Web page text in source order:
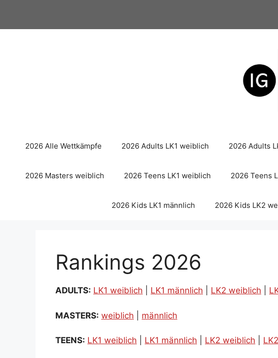
springen
2026 Alle Wettkämpfe 2026 Adults LK1 weiblich 2026 Adults
2026 Masters weiblich 2026 Teens LK1 weiblich 2026 Teens
2026 Kids LK1 männlich 2026 Kids LK2
Rankings 2026
ADULTS: LK1 weiblich LK1 männlich LK2 weiblich
MASTERS: weiblich männlich
TEENS: LK1 weiblich LK1 männlich LK2 weiblich